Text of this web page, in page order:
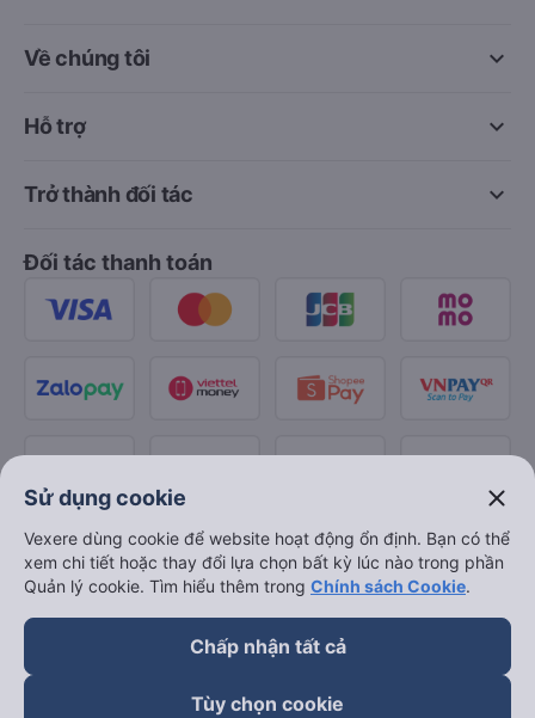
keyboard_arrow_down
Về chúng tôi
keyboard_arrow_down
Hỗ trợ
keyboard_arrow_down
Trở thành đối tác
Đối tác thanh toán
Sử dụng cookie close
Vexere dùng cookie để website hoạt động ổn định. Bạn có thể
xem chi tiết hoặc thay đổi lựa chọn bất kỳ lúc nào trong phần
Quản lý cookie. Tìm hiểu thêm trong Chính sách Cookie.
Chấp nhận tất cả
Tùy chọn cookie